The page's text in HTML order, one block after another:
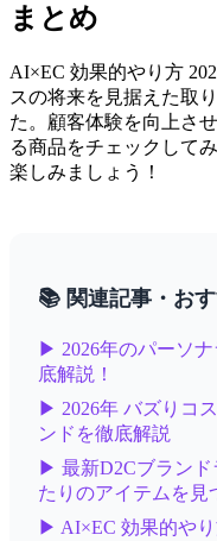
まとめ
AI×EC 効果的やり方
スの将来を見据えた取
た。顧客体験を向上さ
る商品をチェックして
楽しみましょう！
📚 関連記事・お
▶ 2026年のパーソ
底解説！
▶ 2026年 バズりコ
ンドを徹底解説
▶ 最新D2Cブランド
たりのアイテムを見
▶ AI×EC 効果的や